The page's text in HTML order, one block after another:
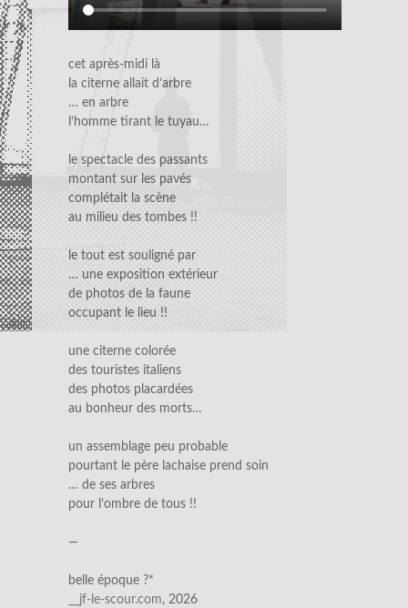
cet après-midi là
la citerne allait d’arbre
… en arbre
l’homme tirant le tuyau…
le spectacle des passants
montant sur les pavés
complétait la scène
au milieu des tombes !!
le tout est souligné par
… une exposition extérieur
de photos de la faune
occupant le lieu !!
une citerne colorée
des touristes italiens
des photos placardées
au bonheur des morts…
un assemblage peu probable
pourtant le père lachaise prend soin
… de ses arbres
pour l’ombre de tous !!
—
belle époque ?*
__jf-le-scour.com, 2026